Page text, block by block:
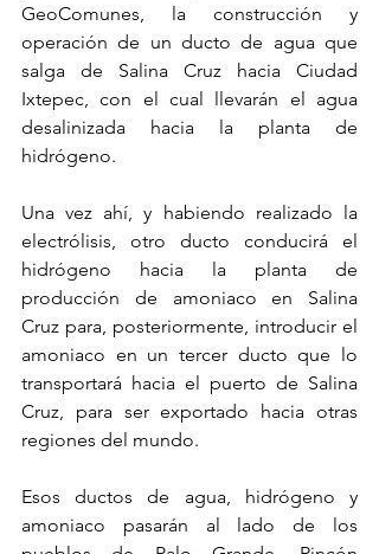
GeoComunes, la construcción y
operación de un ducto de agua que
salga de Salina Cruz hacia Ciudad
Ixtepec, con el cual llevarán el agua
desalinizada hacia la planta de
hidrógeno.
Una vez ahí, y habiendo realizado la
electrólisis, otro ducto conducirá el
hidrógeno hacia la planta de
producción de amoniaco en Salina
Cruz para, posteriormente, introducir el
amoniaco en un tercer ducto que lo
transportará hacia el puerto de Salina
Cruz, para ser exportado hacia otras
regiones del mundo.
Esos ductos de agua, hidrógeno y
amoniaco pasarán al lado de los